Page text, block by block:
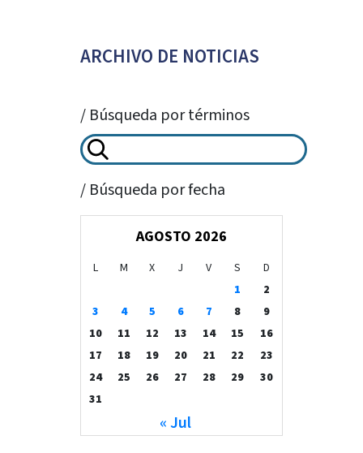
ARCHIVO DE NOTICIAS
/ Búsqueda por términos
/ Búsqueda por fecha
AGOSTO 2026
L M X J V S
D
1
2
3
4 5 6 7 8
9
10
11 12 13 14 15
16
17
18 19 20 21 22
23
24
25 26 27 28 29
30
31
« Jul